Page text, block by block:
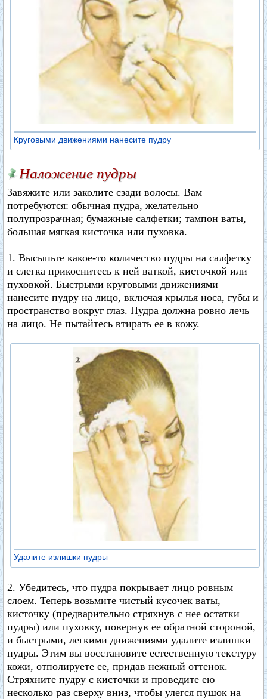
Круговыми движениями нанесите пудру
Наложение пудры
Завяжите или заколите сзади волосы. Вам
потребуются: обычная пудра, желательно
полупрозрачная; бумажные салфетки; тампон ваты,
большая мягкая кисточка или пуховка.
1. Высыпьте какое-то количество пудры на салфетку
и слегка прикоснитесь к ней ваткой, кисточкой или
пуховкой. Быстрыми круговыми движениями
нанесите пудру на лицо, включая крылья носа, губы и
пространство вокруг глаз. Пудра должна ровно лечь
на лицо. Не пытайтесь втирать ее в кожу.
Удалите излишки пудры
2. Убедитесь, что пудра покрывает лицо ровным
слоем. Теперь возьмите чистый кусочек ваты,
кисточку (предварительно стряхнув с нее остатки
пудры) или пуховку, повернув ее обратной стороной,
и быстрыми, легкими движениями удалите излишки
пудры. Этим вы восстановите естественную текстуру
кожи, отполируете ее, придав нежный оттенок.
Стряхните пудру с кисточки и проведите ею
несколько раз сверху вниз, чтобы улегся пушок на